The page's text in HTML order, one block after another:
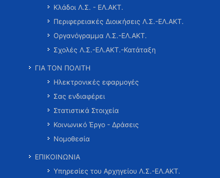
Κλάδοι Λ.Σ. - ΕΛ.ΑΚΤ.
Περιφερειακές Διοικήσεις Λ.Σ.-ΕΛ.ΑΚΤ.
Οργανόγραμμα Λ.Σ.-ΕΛ.ΑΚΤ.
Σχολές Λ.Σ.-ΕΛ.ΑΚΤ.-Κατάταξη
ΓΙΑ ΤΟΝ ΠΟΛΙΤΗ
Ηλεκτρονικές εφαρμογές
Σας ενδιαφέρει
Στατιστικά Στοιχεία
Κοινωνικό Έργο - Δράσεις
Νομοθεσία
ΕΠΙΚΟΙΝΩΝΙΑ
Υπηρεσίες του Αρχηγείου Λ.Σ.-ΕΛ.ΑΚΤ.